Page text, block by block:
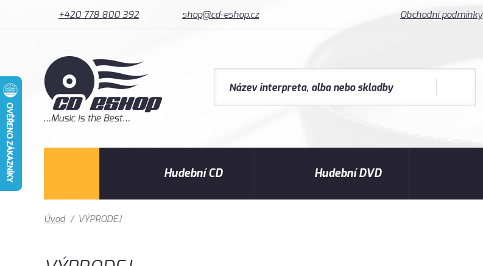
+420 778 800 392 shop@cd-eshop.cz Obchodní podmínky
Hudební CD Hudební DVD
Úvod / VÝPRODEJ